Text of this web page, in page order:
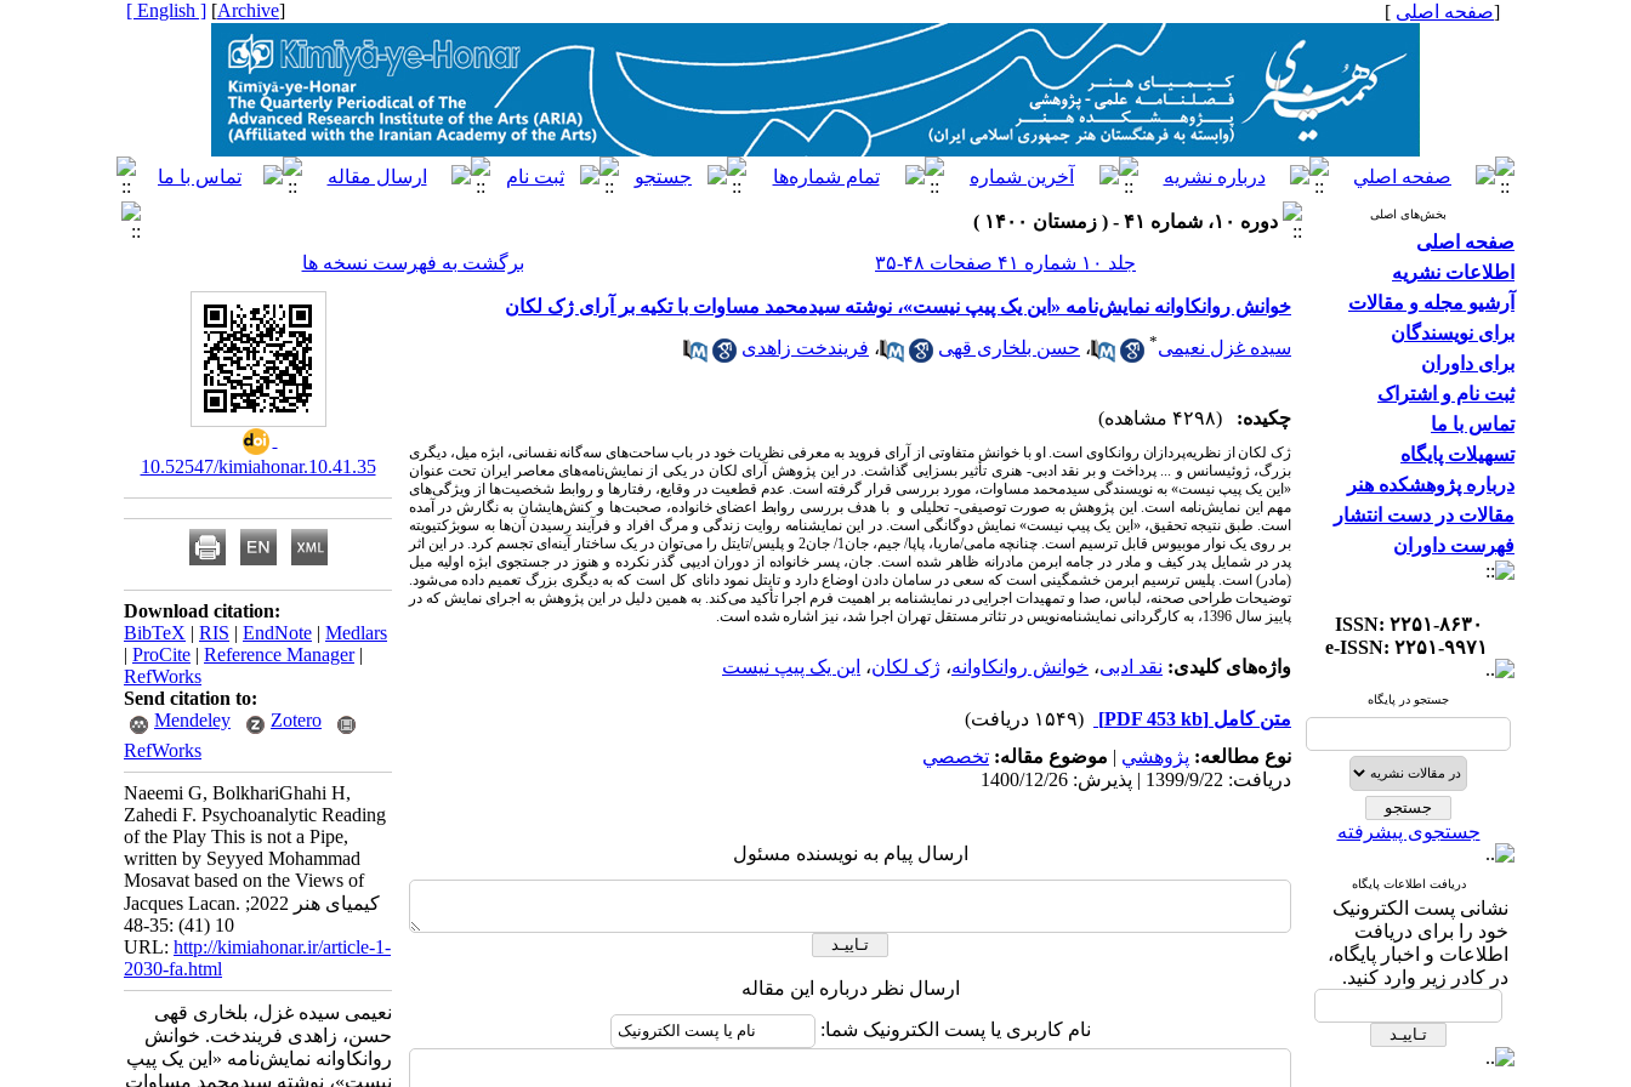
[صفحه اصلی ]
[
Archive
]
[ English ]
بخش‌های اصلی
صفحه اصلی
اطلاعات نشریه
آرشیو مجله و مقالات
برای نویسندگان
برای داوران
ثبت نام و اشتراک
تماس با ما
تسهیلات پایگاه
درباره پژوهشکده هنر
مقالات در دست انتشار
فهرست داوران
ISSN: ۲۲۵۱-۸۶۳۰
e-ISSN: ۲۲۵۱-۹۹۷۱
جستجو در پایگاه
جستجوی پیشرفته
دریافت اطلاعات پایگاه
نشانی پست الکترونیک
خود را برای دریافت
اطلاعات و اخبار پایگاه،
در کادر زیر وارد کنید.
دوره ۱۰، شماره ۴۱ - ( زمستان ۱۴۰۰ )
جلد ۱۰ شماره ۴۱ صفحات ۴۸-۳۵
برگشت به فهرست نسخه ها
خوانش روانکاوانه نمایش‌نامه «این یک پیپ نیست»، نوشته سیدمحمد مساوات با تکیه بر آرای ژک لکان
سیده غزل نعیمی* ، حسن بلخاری قهی ، فریندخت زاهدی
چکیده: (۴۲۹۸ مشاهده)
ژک لکان از نظریهپردازان روانکاوی است. او با خوانش متفاوتی از آرای فروید به معرفی نظریات خود در باب ساحتهای سهگانه نفسانی، ابژه میل، دیگری
بزرگ، ژوئیسانس و ... پرداخت و بر نقد ادبی- هنری تأثیر بسزایی گذاشت. در این پژوهش آرای لکان در یکی از نمایشنامههای معاصر ایران تحت عنوان
«این یک پیپ نیست» به نویسندگی سیدمحمد مساوات، مورد بررسی قرار گرفته است. عدم قطعیت در وقایع، رفتارها و روابط شخصیتها از ویژگیهای
مهم این نمایشنامه است. این پژوهش به صورت توصیفی- تحلیلی و با هدف بررسی روابط اعضای خانواده، صحبتها و کنشهایشان به نگارش در آمده
است. طبق نتیجه تحقیق، «این یک پیپ نیست» نمایش دوگانگی است. در این نمایشنامه روایت زندگی و مرگ افراد و فرآیند رسیدن آنها به سوبژکتیویته
بر روی یک نوار موبیوس قابل ترسیم است. چنانچه مامی/ماریا، پاپا/ جیم، جان1/ جان2 و پلیس/تایتل را می
توان در یک ساختار آینهای تجسم کرد. در این اثر
پدر در شمایل پدر کیف و مادر در جامه ابرمن مادرانه ظاهر شده است. جان، پسر خانواده از دوران ادیپی گذر نکرده و هنوز در جستجوی ابژه اولیه میل
(مادر) است. پلیس ترسیم ابرمن خشمگینی است که سعی در سامان دادن اوضاع دارد و تایتل نمود دانای کل است که به دیگری بزرگ تعمیم داده میشود.
توضیحات طراحی صحنه، لباس، صدا و تمهیدات اجرایی در نمایشنامه بر اهمیت فرم اجرا تأکید میکند. به همین دلیل در این پژوهش به اجرای نمایش که در
پاییز سال 1396، به کارگردانی نمایشنامه
نویس در تئاتر مستقل تهران اجرا شد، نیز اشاره شده است.
واژه‌های کلیدی: نقد ادبی، خوانش روانکاوانه، ژک لکان، این یک پیپ نیست
متن کامل [PDF 453 kb]
(۱۵۴۹ دریافت)
نوع مطالعه: پژوهشي | موضوع مقاله: تخصصي
دریافت: 1399/9/22 | پذیرش: 1400/12/26
ارسال پیام به نویسنده مسئول
ارسال نظر درباره این مقاله
نام کاربری یا پست الکترونیک شما:
10.52547/kimiahonar.10.41.35
Download citation:
BibTeX | RIS | EndNote | Medlars
| ProCite | Reference Manager|
RefWorks
Send citation to:
Mendeley
Zotero
RefWorks
Naeemi G, BolkhariGhahi H,
Zahedi F. Psychoanalytic Reading
of the Play This is not a Pipe,
written by Seyyed Mohammad
Mosavat based on the Views of
Jacques Lacan. کیمیای هنر 2022;
10 (41) :35-48
URL: http://kimiahonar.ir/article-1-
2030-fa.html
نعیمی سیده غزل، بلخاری قهی
حسن، زاهدی فریندخت. خوانش
روانکاوانه نمایش‌نامه «این یک پیپ
نیست»، نوشته سیدمحمد مساوات